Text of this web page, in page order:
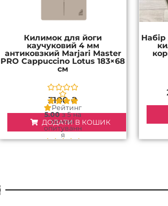
Килимок для йоги
каучуковий 4 мм
антиковзкий Marjari Master
PRO Cappuccino Lotus 183×68
см
Рейтинг
5.00з 5 на
основі
опитуванн
я
1
3100₴
ДОДАТИ В КОШИК